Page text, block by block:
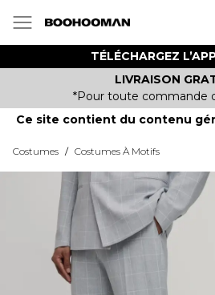
TÉLÉCHARGEZ
LIVRAISON
*Pour toute commande
Ce site contient du contenu
Costumes / Costumes À Motifs